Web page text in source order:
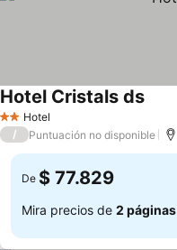
2 Estrellas
Hotel
Hotel Cristals ds
/ Puntuación no disponible
De $ 77.829
Mira precios de 2 páginas